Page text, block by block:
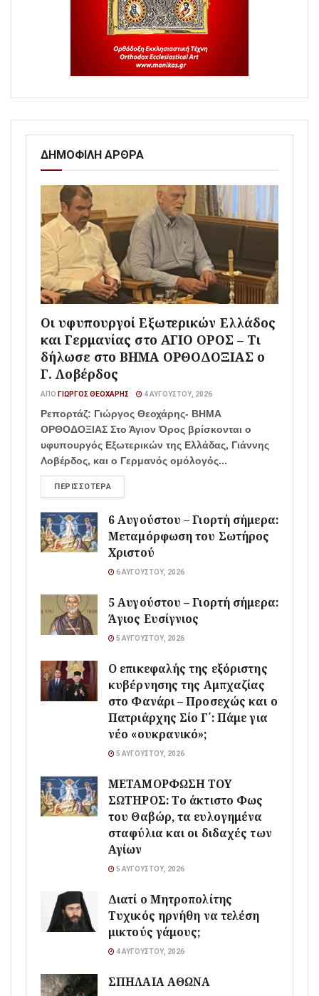
ΔΗΜΟΦΙΛΗ ΑΡΘΡΑ
Οι υφυπουργοί Εξωτερικών Ελλάδος
και Γερμανίας στο ΑΓΙΟ ΟΡΟΣ – Τι
δήλωσε στο ΒΗΜΑ ΟΡΘΟΔΟΞΙΑΣ ο
Γ. Λοβέρδος
ΑΠΌ ΓΙΏΡΓΟΣ ΘΕΟΧΆΡΗΣ 4 ΑΥΓΟΎΣΤΟΥ, 2026
Ρεπορτάζ: Γιώργος Θεοχάρης- ΒΗΜΑ
ΟΡΘΟΔΟΞΙΑΣ Στο Άγιον Όρος βρίσκονται ο
υφυπουργός Εξωτερικών της Ελλάδας, Γιάννης
Λοβέρδος, και ο Γερμανός ομόλογός...
ΠΕΡΙΣΣΌΤΕΡΑ
6 Αυγούστου – Γιορτή σήμερα:
Μεταμόρφωση του Σωτήρος
Χριστού
6 ΑΥΓΟΎΣΤΟΥ, 2026
5 Αυγούστου – Γιορτή σήμερα:
Άγιος Ευσίγνιος
5 ΑΥΓΟΎΣΤΟΥ, 2026
Ο επικεφαλής της εξόριστης
κυβέρνησης της Αμπχαζίας
στο Φανάρι – Προσεχώς και ο
Πατριάρχης Σίο Γ΄: Πάμε για
νέο «ουκρανικό»;
5 ΑΥΓΟΎΣΤΟΥ, 2026
ΜΕΤΑΜΟΡΦΩΣΗ ΤΟΥ
ΣΩΤΗΡΟΣ: Το άκτιστο Φως
του Θαβώρ, τα ευλογημένα
σταφύλια και οι διδαχές των
Αγίων
5 ΑΥΓΟΎΣΤΟΥ, 2026
Διατί ο Μητροπολίτης
Τυχικός ηρνήθη να τελέση
μικτούς γάμους;
4 ΑΥΓΟΎΣΤΟΥ, 2026
ΣΠΗΛΑΙΑ ΑΘΩΝΑ